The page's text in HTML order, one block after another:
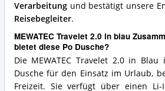
Verarbeitungund bestätigt unsere
Reisebegleiter.
MEWATEC Travelet 2.0 in blau
bietet diese Po Dusche?
Die MEWATEC Travelet 2.0 in
Dusche für den Einsatz im Urlaub,
Freizeit. Sie verfügt über einen Li-